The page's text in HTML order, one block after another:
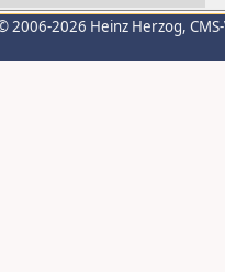
2006-2026 Heinz Herzog,